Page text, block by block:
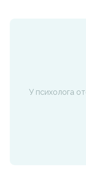
У психолога